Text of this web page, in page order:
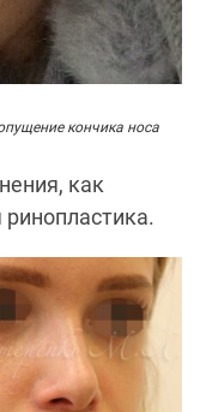
кончика носа
как